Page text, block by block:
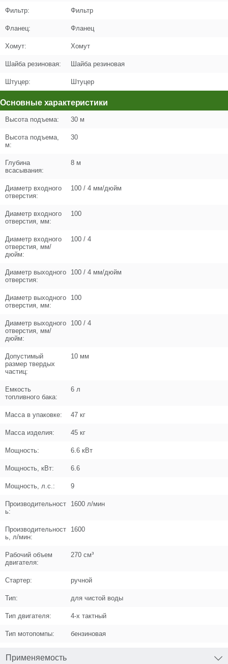
Фильтр: Фильтр
Фланец: Фланец
Хомут: Хомут
Шайба резиновая: Шайба резиновая
Штуцер: Штуцер
Основные характеристики
Высота подъема: 30 м
Высота подъема,
м:
30
Глубина
всасывания:
8 м
Диаметр входного
отверстия:
100 / 4 мм/дюйм
Диаметр входного
отверстия, мм:
100
Диаметр входного
отверстия, мм/
дюйм:
100 / 4
Диаметр выходного
отверстия:
100 / 4 мм/дюйм
Диаметр выходного
отверстия, мм:
100
Диаметр выходного
отверстия, мм/
дюйм:
100 / 4
Допустимый
размер твердых
частиц:
10 мм
Емкость
топливного бака:
6 л
Масса в упаковке: 47 кг
Масса изделия: 45 кг
Мощность: 6.6 кВт
Мощность, кВт: 6.6
Мощность, л.с.: 9
Производительност
ь:
1600 л/мин
Производительност
ь, л/мин:
1600
Рабочий объем
двигателя:
270 см³
Стартер: ручной
Тип: для чистой воды
Тип двигателя: 4-х тактный
Тип мотопомпы: бензиновая
Применяемость